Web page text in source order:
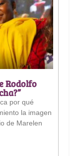
Rodolfo
por qué
la imagen
de Marelen